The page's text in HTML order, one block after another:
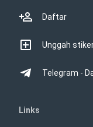
Daftar
Unggah
Telegram -
Links